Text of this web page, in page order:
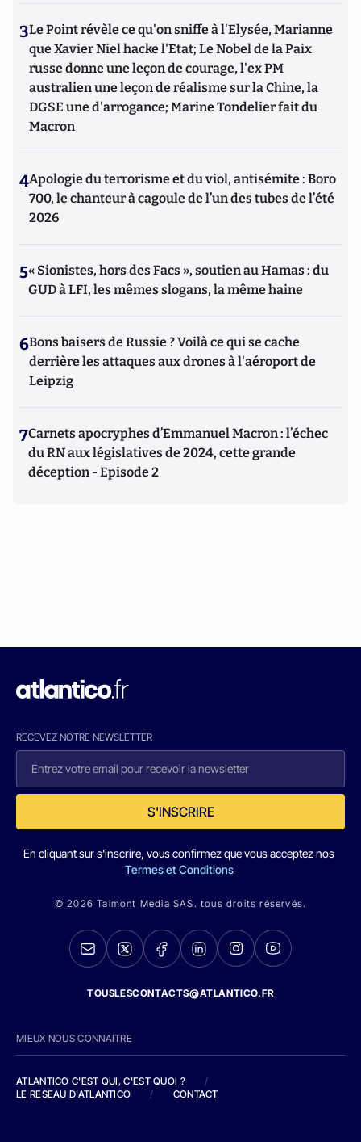
3Le Point révèle ce qu'on sniffe à l'Elysée, Marianne
que Xavier Niel hacke l'Etat; Le Nobel de la Paix
russe donne une leçon de courage, l'ex PM
australien une leçon de réalisme sur la Chine, la
DGSE une d'arrogance; Marine Tondelier fait du
Macron
4Apologie du terrorisme et du viol, antisémite : Boro
700, le chanteur à cagoule de l’un des tubes de l’été
2026
5« Sionistes, hors des Facs », soutien au Hamas : du
GUD à LFI, les mêmes slogans, la même haine
6Bons baisers de Russie ? Voilà ce qui se cache
derrière les attaques aux drones à l'aéroport de
Leipzig
7Carnets apocryphes d’Emmanuel Macron : l’échec
du RN aux législatives de 2024, cette grande
déception - Episode 2
RECEVEZ NOTRE NEWSLETTER
S'INSCRIRE
En cliquant sur s'inscrire, vous confirmez que vous acceptez nos
Termes et Conditions
© 2026 Talmont Media SAS. tous droits réservés.
TOUSLESCONTACTS@ATLANTICO.FR
MIEUX NOUS CONNAITRE
ATLANTICO C'EST QUI, C'EST QUOI ?
/
LE RESEAU D'ATLANTICO
/ CONTACT